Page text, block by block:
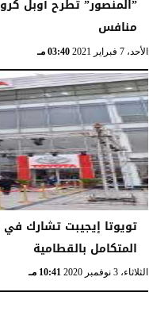
منافس
الأحد، 7 فبراير 2021 03:40 مـ
المتكامل بالقطامية
الثلاثاء، 3 نوفمبر 2020 10:41 مـ